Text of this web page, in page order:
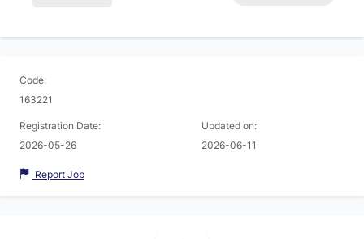
Code:
163221
Registration Date:
2026-05-26
Updated on:
2026-06-11
Report Job